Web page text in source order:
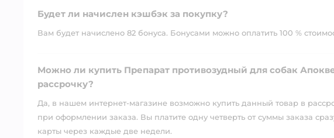
Будет ли начислен кэшбэк за покупку?
Вам будет начислено 82 бонуса. Бонусами можно оплатить 100 %
Можно ли купить Препарат противозудный для собак
рассрочку?
Да, в нашем интернет-магазине возможно купить данный товар в
при оформлении заказа. Вы платите одну четверть от суммы заказа
карты через каждые две недели.